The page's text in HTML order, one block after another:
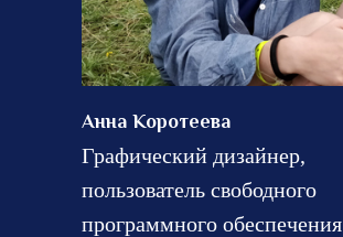
Анна Коротеева
Графический дизайнер,
пользователь свободного
программного обеспечения